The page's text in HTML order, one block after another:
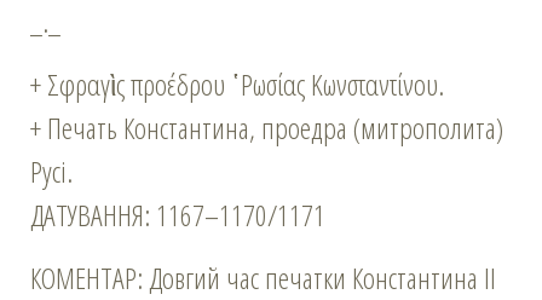
_._
+ Σφραγὶς προέδρου ῾Ρωσίας Κωνσταντίνου.
+ Печать Константина, проедра (митрополита)
Русі.
ДАТУВАННЯ: 1167–1170/1171
КОМЕНТАР: Довгий час печатки Константина ІІ